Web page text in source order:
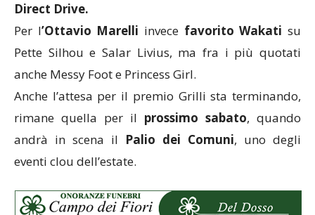
Direct Drive.
Per l’Ottavio Marelli invece favorito Wakati su
Pette Silhou e Salar Livius, ma fra i più quotati
anche Messy Foot e Princess Girl.
Anche l’attesa per il premio Grilli sta terminando,
rimane quella per il prossimo sabato, quando
andrà in scena il Palio dei Comuni, uno degli
eventi clou dell’estate.